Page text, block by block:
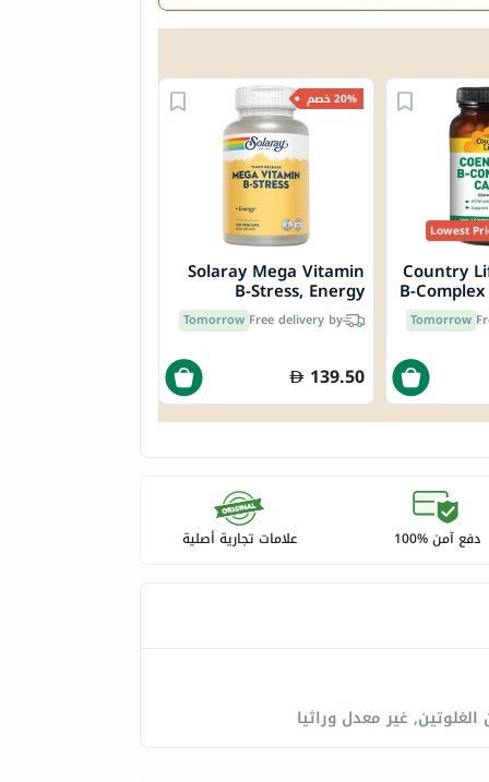
20% خصم
Solaray Mega Vitamin
B-Stress, Energy
Support - 120 Capsules
Free delivery by
Tomorrow
139.50
Lowest
Country
B-
Tomorrow
دفع آمن %100 علامات تجارية أصلية
غير معدل وراثيا